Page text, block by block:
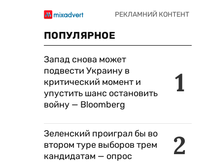
ПОПУЛЯРНОЕ
1
Запад снова может
подвести Украину в
критический момент и
упустить шанс остановить
войну — Bloomberg
2
Зеленский проиграл бы во
втором туре выборов трем
кандидатам — опрос